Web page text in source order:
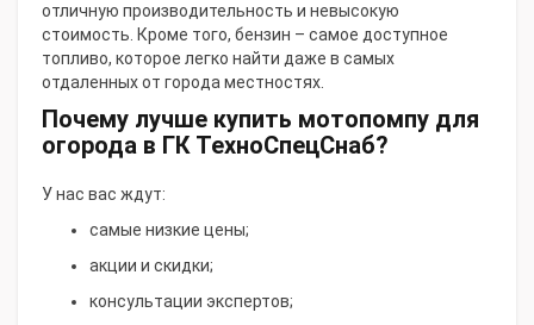
отличную производительность и невысокую
стоимость. Кроме того, бензин – самое доступное
топливо, которое легко найти даже в самых
отдаленных от города местностях.
Почему лучше купить мотопомпу для
огорода в ГК ТехноСпецСнаб?
У нас вас ждут:
самые низкие цены;
акции и скидки;
консультации экспертов;